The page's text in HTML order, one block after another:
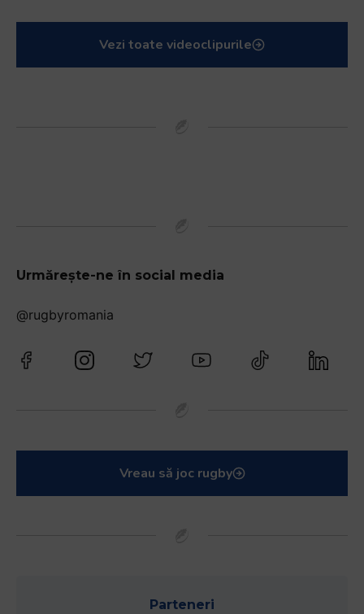
Vezi toate videoclipurile
Urmărește-ne în social media
@rugbyromania
Vreau să joc rugby
Parteneri